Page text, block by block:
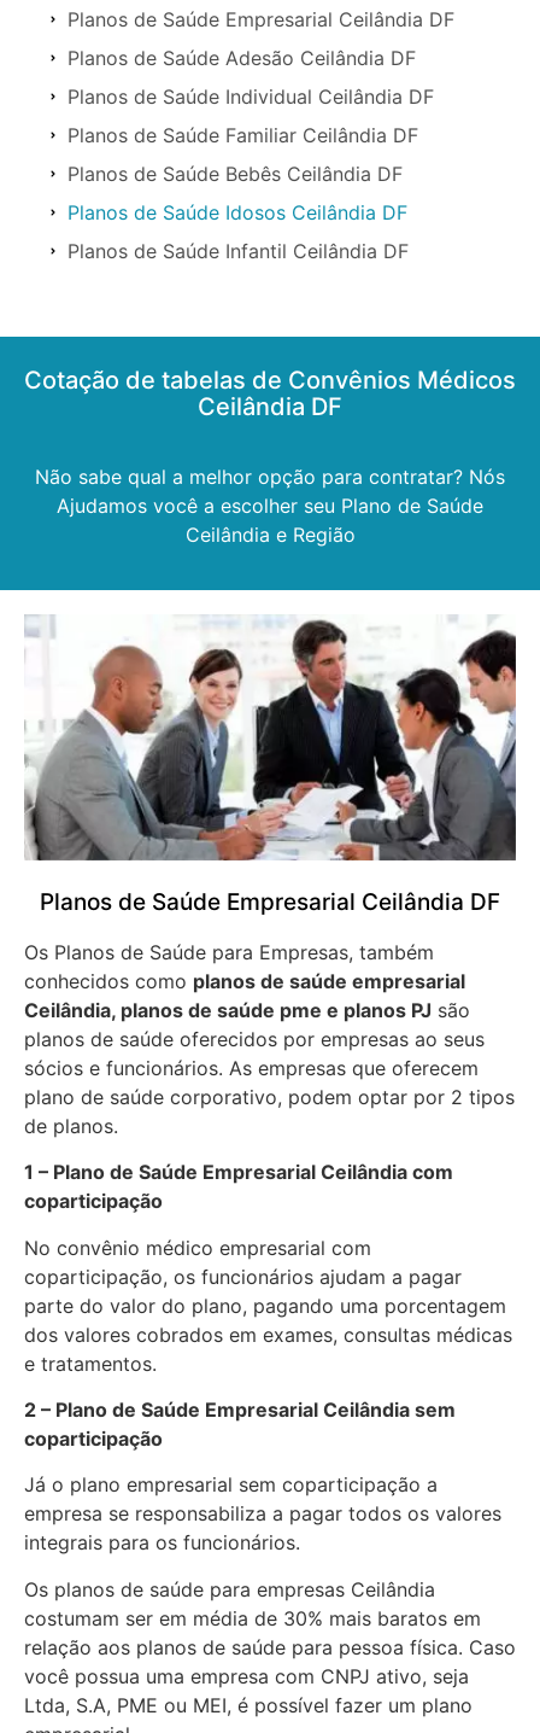
Planos de Saúde Empresarial Ceilândia DF
Planos de Saúde Adesão Ceilândia DF
Planos de Saúde Individual Ceilândia DF
Planos de Saúde Familiar Ceilândia DF
Planos de Saúde Bebês Ceilândia DF
Planos de Saúde Idosos Ceilândia DF
Planos de Saúde Infantil Ceilândia DF
Cotação de tabelas de Convênios Médicos
Ceilândia DF
Não sabe qual a melhor opção para contratar? Nós
Ajudamos você a escolher seu Plano de Saúde
Ceilândia e Região
Planos de Saúde Empresarial Ceilândia DF
Os Planos de Saúde para Empresas, também
conhecidos como planos de saúde empresarial
Ceilândia, planos de saúde pme e planos PJ são
planos de saúde oferecidos por empresas ao seus
sócios e funcionários. As empresas que oferecem
plano de saúde corporativo, podem optar por 2 tipos
de planos.
1 – Plano de Saúde Empresarial Ceilândia com
coparticipação
No convênio médico empresarial com
coparticipação, os funcionários ajudam a pagar
parte do valor do plano, pagando uma porcentagem
dos valores cobrados em exames, consultas médicas
e tratamentos.
2 – Plano de Saúde Empresarial Ceilândia sem
coparticipação
Já o plano empresarial sem coparticipação a
empresa se responsabiliza a pagar todos os valores
integrais para os funcionários.
Os planos de saúde para empresas Ceilândia
costumam ser em média de 30% mais baratos em
relação aos planos de saúde para pessoa física. Caso
você possua uma empresa com CNPJ ativo, seja
Ltda, S.A, PME ou MEI, é possível fazer um plano